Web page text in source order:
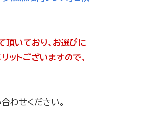
頂いており、お選びに
ットございますので、
合わせください。